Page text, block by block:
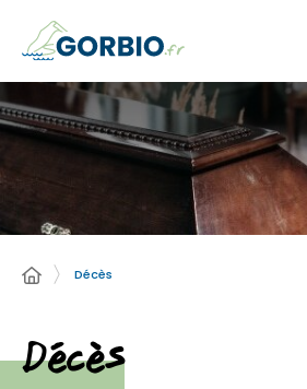
Décès
Décès